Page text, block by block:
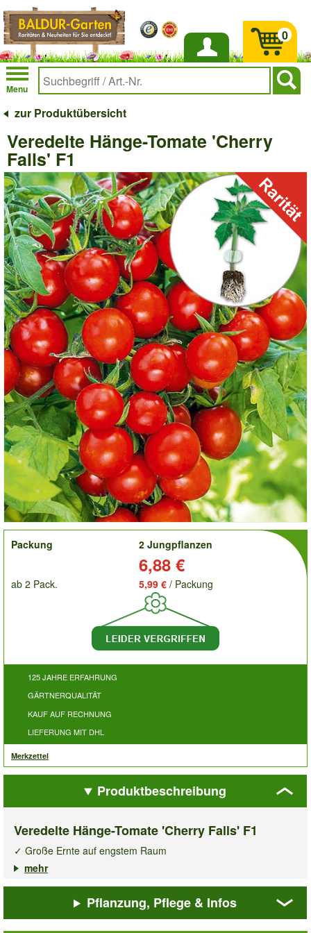
Anmelden
Menu
0
zur Produktübersicht
Veredelte Hänge-Tomate 'Cherry
Falls' F1
order
Packung
2 Jungpflanzen
6,88 €
ab 2 Pack. 5,99 € / Packung
125 JAHRE ERFAHRUNG
GÄRTNERQUALITÄT
KAUF AUF RECHNUNG
LIEFERUNG MIT DHL
Merkzettel
Produktbeschreibung
Veredelte Hänge-Tomate 'Cherry Falls' F1
✓ Große Ernte auf engstem Raum
✓ Speziell für Hängeampeln & Balkonkästen
Große Ernte auf engstem Raum! Die buschig-kompakt
wachsende,veredelte Hänge-Tomate Cherry Falls F1ist eine
mehr
Pflanzung, Pflege & Infos